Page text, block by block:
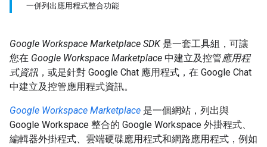
一併列出應用程式整合功能
Google Workspace Marketplace SDK是一套工具組，可讓
您在 Google Workspace Marketplace 中建立及控管應用程
式資訊 ，或是針對 Google Chat 應用程式，在 Google Chat
中建立及控管應用程式資訊。
Google Workspace Marketplace 是一個網站，列出與
Google Workspace 整合的 Google Workspace 外掛程式、
編輯器外掛程式、雲端硬碟應用程式和網路應用程式，例如